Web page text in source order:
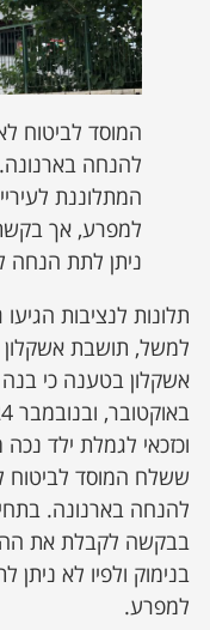
המוסד לביטוח
המתלוננת
למפרע, אך
ניתן לתת הנחה
תלונות לנציבות
למשל, תושבת אשקלון
וכזכאי לגמלת ילד
ששלח המוסד לביטוח
בבקשה לקבלת את
בנימוק ולפיו לא
למפרע.